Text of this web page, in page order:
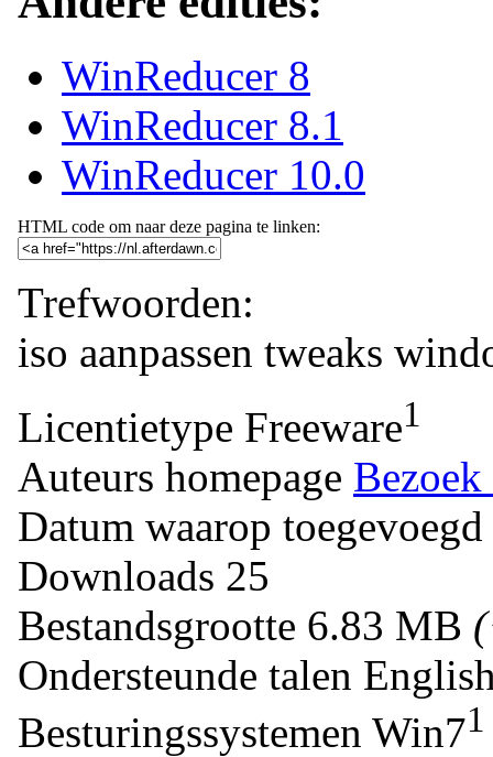
WinReducer 8
WinReducer 8.1
WinReducer 10.0
HTML code om naar deze pagina te linken:
Trefwoorden:
iso aanpassen tweaks
Licentietype Freeware1
Auteurs homepage
Datum waarop toegevoegd
Downloads 25
Bestandsgrootte 6.83 MB
Ondersteunde talen
Besturingssystemen Win71